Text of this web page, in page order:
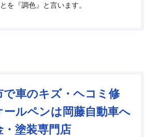
を『調色』と言います。
で車のキズ・ヘコミ修
ールペンは岡藤自動車へ
・塗装専門店